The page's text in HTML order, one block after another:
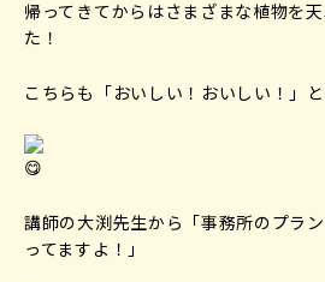
帰ってきてからはさまざまな植物を
た！
こちらも「おいしい！おいしい！」
講師の大渕先生から「事務所のプラ
ってますよ！」